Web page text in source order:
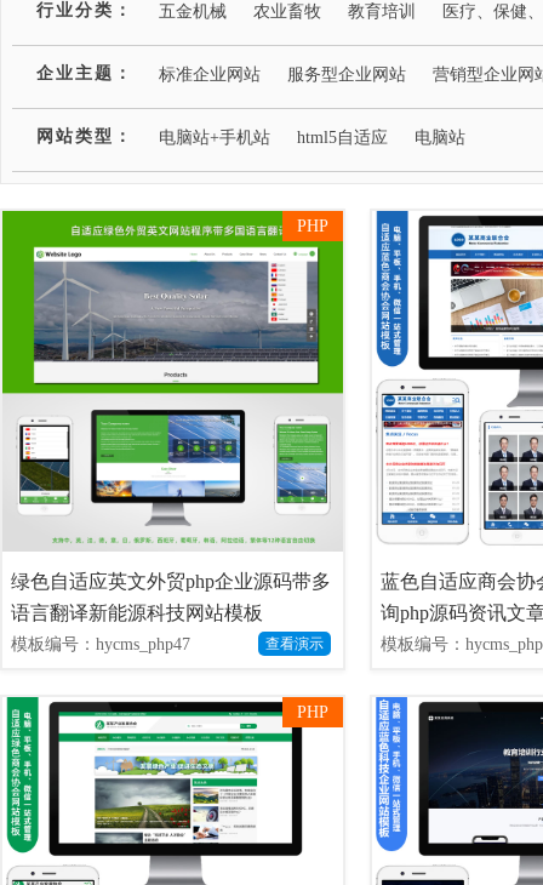
行业分类： 五金机械 农业畜牧 教育培训 医疗、保健
企业主题： 标准企业网站 服务型企业网站 营销型企业网
网站类型： 电脑站+手机站 html5自适应 电脑站
PHP
绿色自适应英文外贸php企业源码带多
语言翻译新能源科技网站模板
模板编号：hycms_php47 查看演示
蓝色自适应商会协
询php源码资讯文
模板编号：
PHP